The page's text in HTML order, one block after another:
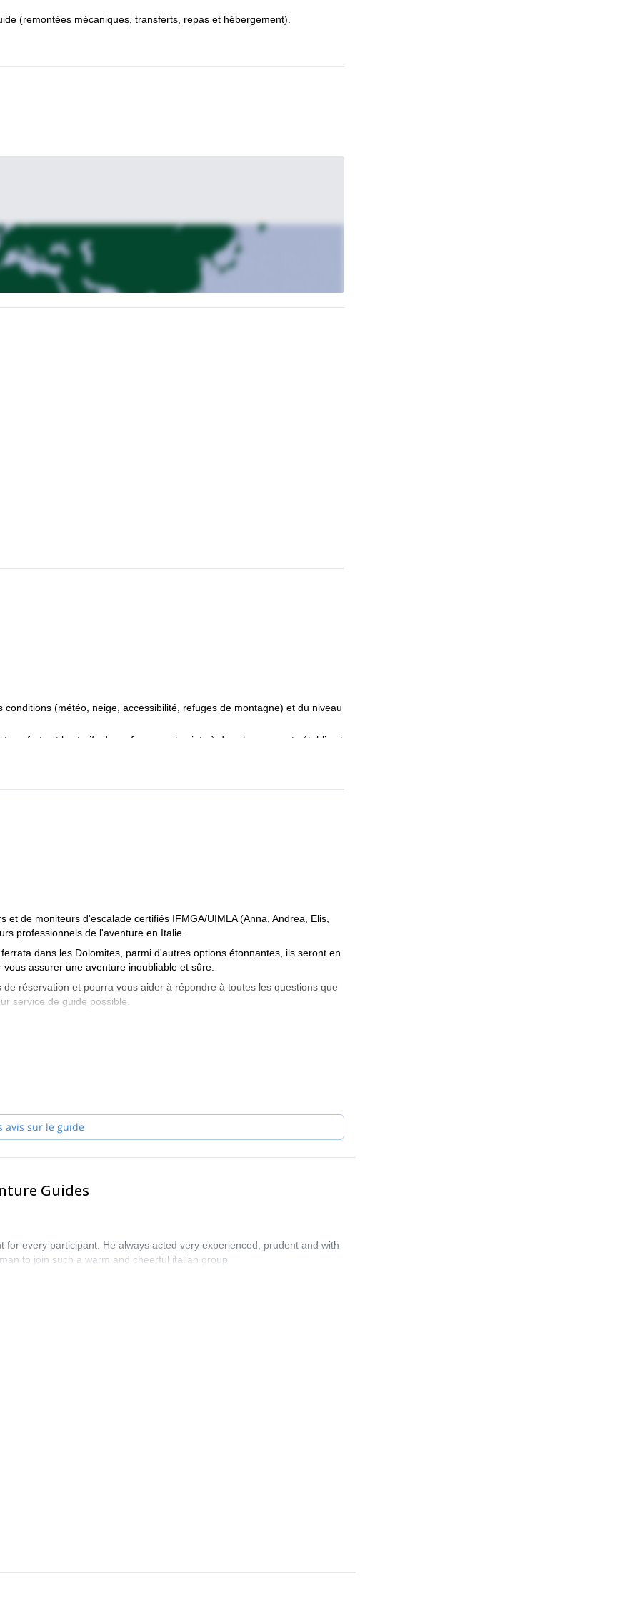
(remontées mécaniques, transferts, repas et hébergement).
d'où nous prendrons un téléphérique jusqu'au col des Grands
sur le glacier des Rognons jusqu'au massif du glacier d'Argentière (2
jusqu'au col du Passon (3 028 m) et au glacier du Tour (2 150 m).
arriver au Plateau du Trient sur le Glacier du Trient, que nous
nuit.
m). Après une descente de 200 mètres, nous rejoindrons le Col de La
Col du Momin (3 005m), jusqu'au sommet de la Rosa Blanche (3
le Pas du Chat, jusqu'à la Cabane des Dix (2 928m), où nous passerons
de la Cabane des Vignettes (3160m), où nous passerons la dernière
l'ascension suivante nous mènera au Col de Valpelline. De ce point,
(météo, neige, accessibilité, refuges de montagne) et du niveau
et les tarifs des refuges sont sujets à des changements établis et
au guide.
Cabane des Vignettes (80 CHF).
les participants)
: 12 € par personne pour 7 jours
de moniteurs d'escalade certifiés IFMGA/UIMLA (Anna, Andrea, Elis,
professionnels de l'aventure en Italie.
dans les Dolomites, parmi d'autres options étonnantes, ils seront en
assurer une aventure inoubliable et sûre.
réservation et pourra vous aider à répondre à toutes les questions que
service de guide possible.
Italy et commencez à planifier une expérience inoubliable en
avis sur le guide
Guides
every participant. He always acted very experienced, prudent and with
to join such a warm and cheerful italian group